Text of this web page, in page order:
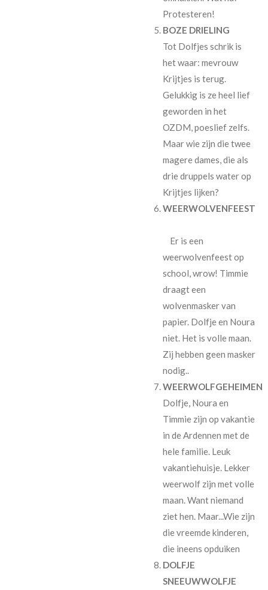
Protesteren!
BOZE DRIELING
Tot Dolfjes schrik is
het waar: mevrouw
Krijtjes is terug.
Gelukkig is ze heel lief
geworden in het
OZDM, poeslief zelfs.
Maar wie zijn die twee
magere dames, die als
drie druppels water op
Krijtjes lijken?
WEERWOLVENFEEST
Er is een
weerwolvenfeest op
school, wrow! Timmie
draagt een
wolvenmasker van
papier. Dolfje en Noura
niet. Het is volle maan.
Zij hebben geen masker
nodig..
WEERWOLFGEHEIMEN
Dolfje, Noura en
Timmie zijn op vakantie
in de Ardennen met de
hele familie. Leuk
vakantiehuisje. Lekker
weerwolf zijn met volle
maan. Want niemand
ziet hen. Maar...Wie zijn
die vreemde kinderen,
die ineens opduiken
DOLFJE
SNEEUWWOLFJE